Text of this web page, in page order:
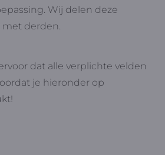
Wij delen deze
derden.
dat alle verplichte velden
je hieronder op